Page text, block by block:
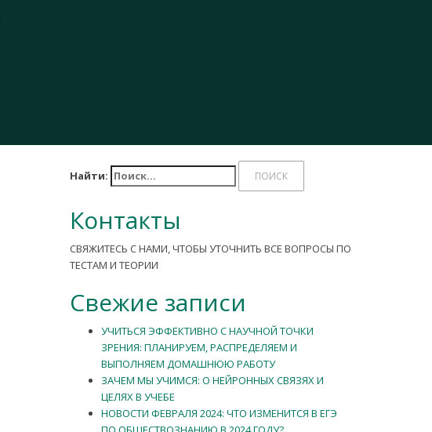
Найти:
Контакты
СВЯЖИТЕСЬ С НАМИ, ЧТОБЫ УТОЧНИТЬ ВСЕ ВОПРОСЫ ПО
ТЕСТАМ И ТЕОРИИ
Свежие записи
УЧИТЬСЯ ЭФФЕКТИВНО С НАУЧНОЙ ТОЧКИ
ЗРЕНИЯ: ПЛАНИРУЕМ, РАСПРЕДЕЛЯЕМ И
ВЫПОЛНЯЕМ ДОМАШНЮЮ РАБОТУ
ЗАЧЕМ МЫ УЧИМСЯ: О НЕЙРОННЫХ СВЯЗЯХ И
ЦЕЛЯХ В УЧЕБЕ
НОВОСТИ ФЕВРАЛЯ 2024: ЧТО ИЗМЕНИТСЯ В ЕГЭ